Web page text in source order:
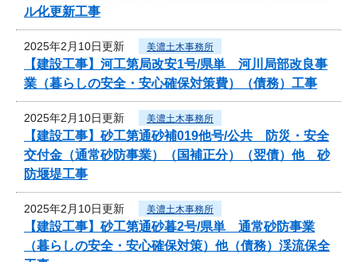
ル化更新工事
2025年2月10日更新 美濃土木事務所
【建設工事】河工第局改安1号/県単 河川局部改良事
業（暮らしの安全・安心確保対策費）（債務）工事
2025年2月10日更新 美濃土木事務所
【建設工事】砂工第通砂補019他号/公共 防災・安全
交付金（通常砂防事業）（国補正分）（翌債）他 砂
防堰堤工事
2025年2月10日更新 美濃土木事務所
【建設工事】砂工第通砂暮2号/県単 通常砂防事業
（暮らしの安全・安心確保対策）他（債務）渓流保全